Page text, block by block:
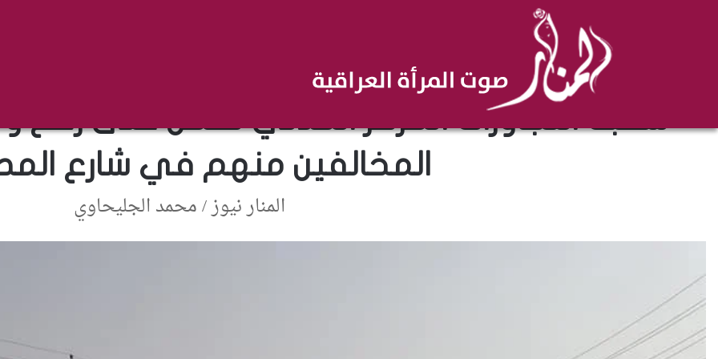
شعبة التجاوزات المركز المدني تعمل على رفع
المخالفين منهم في شارع
المنار نيوز / محمد الجليحاوي